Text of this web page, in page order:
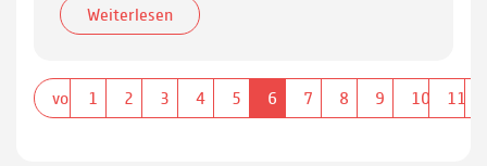
Weiterlesen
vorherige
1 2 3 4 5 6 7 8 9 10 11